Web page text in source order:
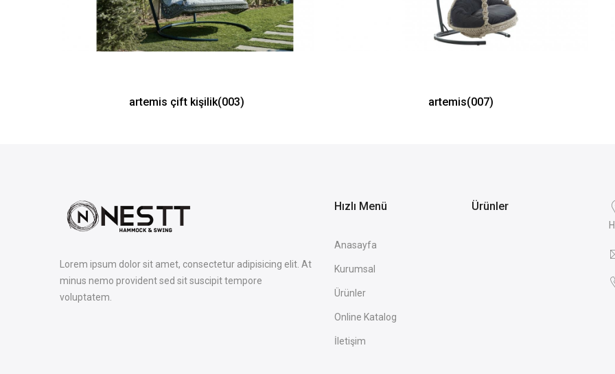
artemis çift kişilik(003) artemis(007)
Lorem ipsum dolor sit amet, consectetur adipisicing elit. At
minus nemo provident sed sit suscipit tempore
voluptatem.
Hızlı Menü
Anasayfa
Kurumsal
Ürünler
Online Katalog
İletişim
Ürünler